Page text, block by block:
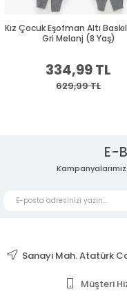
Kız Çocuk Eşofman Altı
Gri Melanj (8 Yaş)
334,99 TL
629,99 TL
E-
Sanayi Mah. Atatürk
Müşteri